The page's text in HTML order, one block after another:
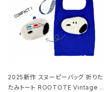
2025新作 スヌーピーバッグ 折りた
たみトート ROOTOTE Vintage P